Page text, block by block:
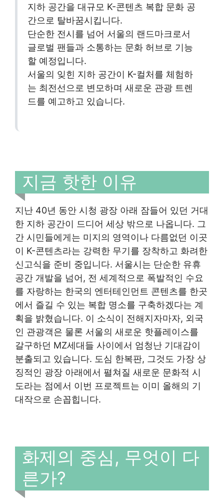
지하 공간을 대규모 K-콘텐츠 복합 문화 공
간으로 탈바꿈시킵니다.
단순한 전시를 넘어 서울의 랜드마크로서
글로벌 팬들과 소통하는 문화 허브로 기능
할 예정입니다.
서울의 잊힌 지하 공간이 K-컬처를 체험하
는 최전선으로 변모하며 새로운 관광 트렌
드를 예고하고 있습니다.
지금 핫한 이유
지난 40년 동안 시청 광장 아래 잠들어 있던 거대
한 지하 공간이 드디어 세상 밖으로 나옵니다. 그
간 시민들에게는 미지의 영역이나 다름없던 이곳
이 K-콘텐츠라는 강력한 무기를 장착하고 화려한
신고식을 준비 중입니다. 서울시는 단순한 유휴
공간 개발을 넘어, 전 세계적으로 폭발적인 수요
를 자랑하는 한국의 엔터테인먼트 콘텐츠를 한곳
에서 즐길 수 있는 복합 명소를 구축하겠다는 계
획을 밝혔습니다. 이 소식이 전해지자마자, 외국
인 관광객은 물론 서울의 새로운 핫플레이스를
갈구하던 MZ세대들 사이에서 엄청난 기대감이
분출되고 있습니다. 도심 한복판, 그것도 가장 상
징적인 광장 아래에서 펼쳐질 새로운 문화적 시
도라는 점에서 이번 프로젝트는 이미 올해의 기
대작으로 손꼽힙니다.
화제의 중심, 무엇이 다
른가?